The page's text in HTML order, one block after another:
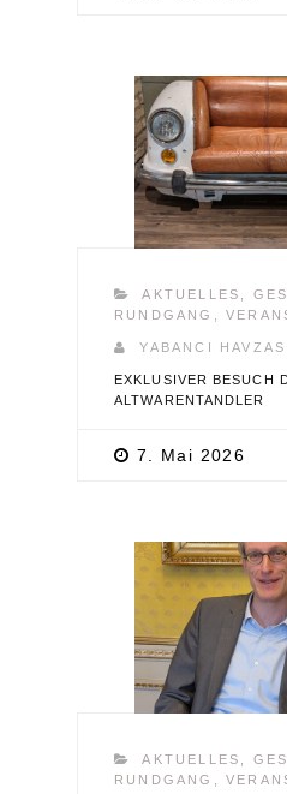
AKTUELLES
RUNDGANG
,
YABANCI HAVZASI
EXKLUSIVER BESUCH
ALTWARENTANDLER
7. Mai 2026
AKTUELLES
RUNDGANG
,